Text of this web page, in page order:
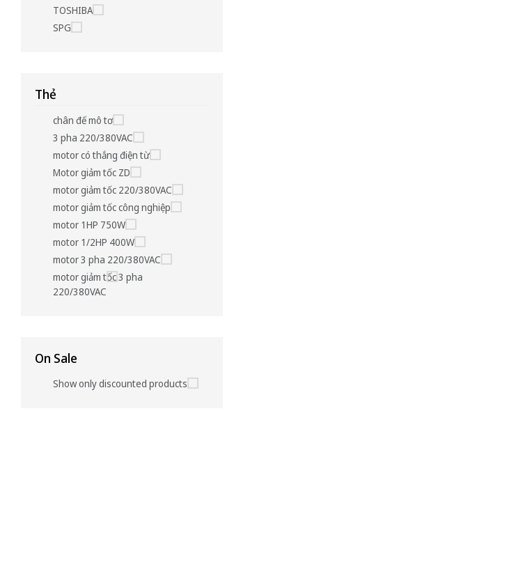
TOSHIBA
SPG
Thẻ
chân đế mô tơ
3 pha 220/380VAC
motor có thắng điện từ
Motor giảm tốc ZD
motor giảm tốc 220/380VAC
motor giảm tốc công nghiệp
motor 1HP 750W
motor 1/2HP 400W
motor 3 pha 220/380VAC
motor giảm tốc 3 pha
220/380VAC
On Sale
Show only discounted products